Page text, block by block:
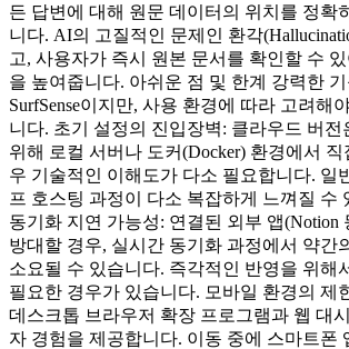
든 답변에 대해 원문 데이터의 위치를 정확
니다. AI의 고질적인 문제인 환각
고, 사용자가 즉시 원본 문서를 확인할 수
을 높여줍니다. 아쉬운 점 및 한계 강력한
SurfSense이지만, 사용 환경에 따라 고려해
니다. 초기 설정의 진입장벽: 클라우드 버전
위해 로컬 서버나 도커(Docker) 환경에서
우 기술적인 이해도가 다소 필요합니다. 일
프 호스팅 과정이 다소 복잡하게 느껴질 수
동기화 지연 가능성: 연결된 외부 앱(Notion
방대할 경우, 실시간 동기화 과정에서 약간
소요될 수 있습니다. 즉각적인 반영을 위해
필요한 경우가 있습니다. 모바일 환경의 제
데스크톱 브라우저 확장 프로그램과 웹 대
자 경험을 제공합니다. 이동 중에 스마트폰